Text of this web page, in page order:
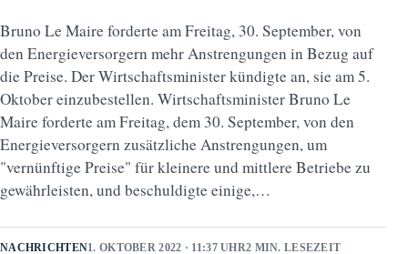
Bruno Le Maire forderte am Freitag, 30. September, von
den Energieversorgern mehr Anstrengungen in Bezug auf
die Preise. Der Wirtschaftsminister kündigte an, sie am 5.
Oktober einzubestellen. Wirtschaftsminister Bruno Le
Maire forderte am Freitag, dem 30. September, von den
Energieversorgern zusätzliche Anstrengungen, um
"vernünftige Preise" für kleinere und mittlere Betriebe zu
gewährleisten, und beschuldigte einige,…
NACHRICHTEN1. OKTOBER 2022 · 11:37 UHR2 MIN. LESEZEIT